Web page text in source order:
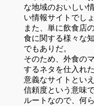
な地域のおいしい
い情報サイトでしょ
また、単に飲食店
食に関する様々な
でもありだ。
そのため、外食の
するネタを仕入れ
意義なサイトとい
信頼度という意味
ルートなので、何